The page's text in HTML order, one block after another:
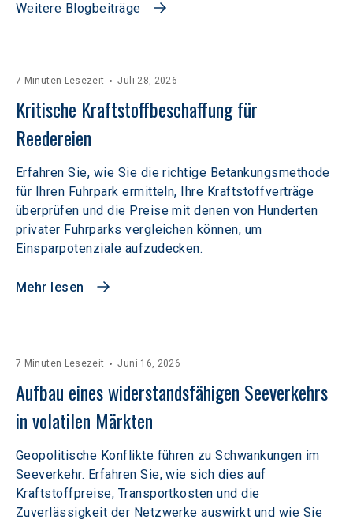
Weitere Blogbeiträge
7 Minuten Lesezeit Juli 28, 2026
Kritische Kraftstoffbeschaffung für
Reedereien
Erfahren Sie, wie Sie die richtige Betankungsmethode
für Ihren Fuhrpark ermitteln, Ihre Kraftstoffverträge
überprüfen und die Preise mit denen von Hunderten
privater Fuhrparks vergleichen können, um
Einsparpotenziale aufzudecken.
Mehr lesen
7 Minuten Lesezeit Juni 16, 2026
Aufbau eines widerstandsfähigen Seeverkehrs
in volatilen Märkten
Geopolitische Konflikte führen zu Schwankungen im
Seeverkehr. Erfahren Sie, wie sich dies auf
Kraftstoffpreise, Transportkosten und die
Zuverlässigkeit der Netzwerke auswirkt und wie Sie